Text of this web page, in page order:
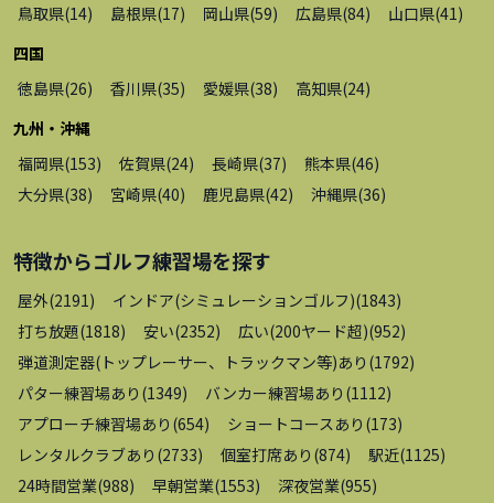
鳥取県(14) 島根県(17) 岡山県(59) 広島県(84) 山口県(41 )
四国
徳島県(26) 香川県(35) 愛媛県(38) 高知県(24)
九州・沖縄
福岡県(153) 佐賀県(24) 長崎県(37) 熊本県(46)
大分県(38) 宮崎県(40) 鹿児島県(42) 沖縄県(36)
特徴からゴルフ練習場を探す
屋外(2191 ) インドア(シミュレーションゴルフ)(1843)
打ち放題(1818) 安い(2352) 広い(200ヤード超)(952)
弾道測定器(トップレーサー、トラックマン等)あり (1792)
パター練習場あり (1349) バンカー練習場あり (1112)
アプローチ練習場あり (654) ショートコースあり (173)
レンタルクラブあり (2733) 個室打席あり (874) 駅近(1125)
24時間営業(988) 早朝営業(1553) 深夜営業(955)